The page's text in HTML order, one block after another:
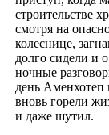
строительстве
смотря на
колеснице,
долго сидели и
ночные
день Аменхотеп
вновь горели
и даже шутил.